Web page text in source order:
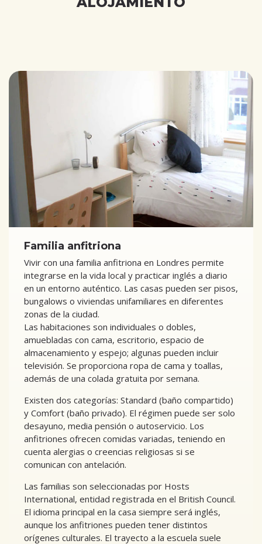
Familia anfitriona
Vivir con una familia anfitriona en Londres permite
integrarse en la vida local y practicar inglés a diario
en un entorno auténtico. Las casas pueden ser pisos,
bungalows o viviendas unifamiliares en diferentes
zonas de la ciudad.
Las habitaciones son individuales o dobles,
amuebladas con cama, escritorio, espacio de
almacenamiento y espejo; algunas pueden incluir
televisión. Se proporciona ropa de cama y toallas,
además de una colada gratuita por semana.
Existen dos categorías: Standard (baño compartido)
y Comfort (baño privado). El régimen puede ser solo
desayuno, media pensión o autoservicio. Los
anfitriones ofrecen comidas variadas, teniendo en
cuenta alergias o creencias religiosas si se
comunican con antelación.
Las familias son seleccionadas por Hosts
International, entidad registrada en el British Council.
El idioma principal en la casa siempre será inglés,
aunque los anfitriones pueden tener distintos
orígenes culturales. El trayecto a la escuela suele